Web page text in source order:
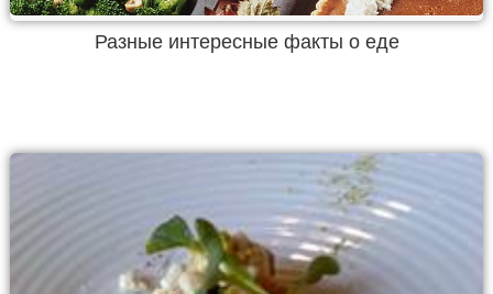
Разные интересные факты о еде